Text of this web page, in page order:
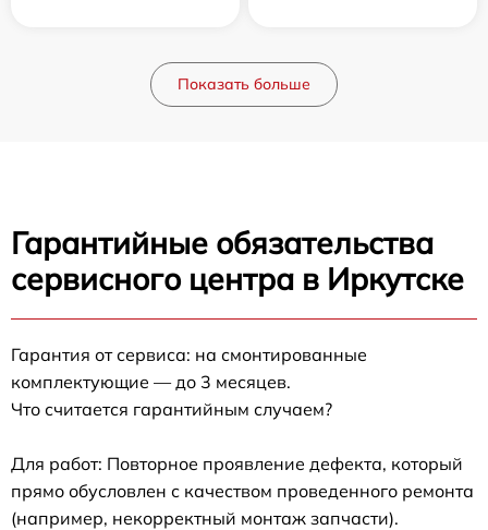
Показать больше
Гарантийные обязательства
сервисного центра в Иркутске
Гарантия от сервиса: на смонтированные
комплектующие — до 3 месяцев.
Что считается гарантийным случаем?
Для работ: Повторное проявление дефекта, который
прямо обусловлен с качеством проведенного ремонта
(например, некорректный монтаж запчасти).